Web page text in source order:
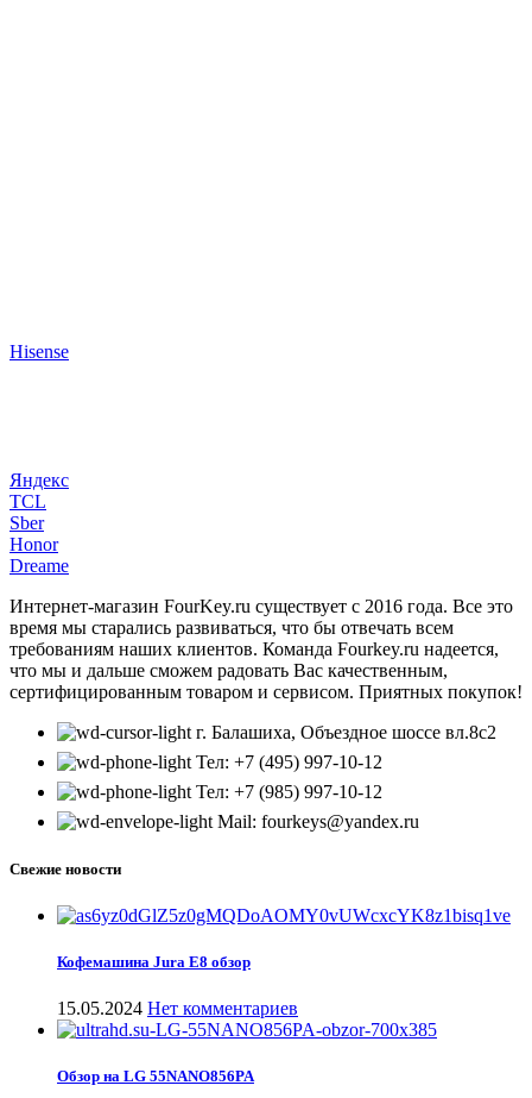
Hisense
Яндекс
TCL
Sber
Honor
Dreame
Интернет-магазин FourKey.ru существует с 2016 года. Все это
время мы старались развиваться, что бы отвечать всем
требованиям наших клиентов. Команда Fourkey.ru надеется,
что мы и дальше сможем радовать Вас качественным,
сертифицированным товаром и сервисом. Приятных покупок!
г. Балашиха, Объездное шоссе вл.8c2
Тел: +7 (495) 997-10-12
Тел: +7 (985) 997-10-12
Mail: fourkeys@yandex.ru
Свежие новости
Кофемашина Jura E8 обзор
15.05.2024 Нет комментариев
Обзор на LG 55NANO856PA